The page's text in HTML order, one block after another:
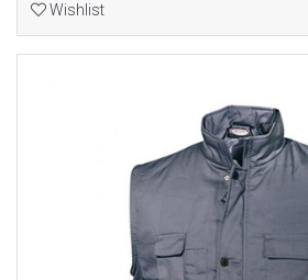
Wishlist